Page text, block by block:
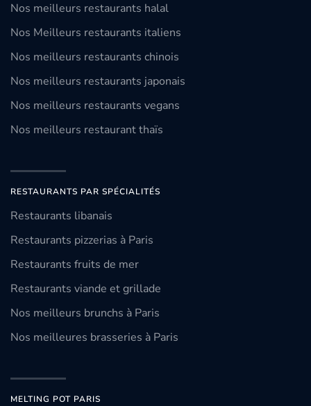
Nos meilleurs restaurants halal
Nos Meilleurs restaurants italiens
Nos meilleurs restaurants chinois
Nos meilleurs restaurants japonais
Nos meilleurs restaurants vegans
Nos meilleurs restaurant thaïs
RESTAURANTS PAR SPÉCIALITÉS
Restaurants libanais
Restaurants pizzerias à Paris
Restaurants fruits de mer
Restaurants viande et grillade
Nos meilleurs brunchs à Paris
Nos meilleures brasseries à Paris
MELTING POT PARIS